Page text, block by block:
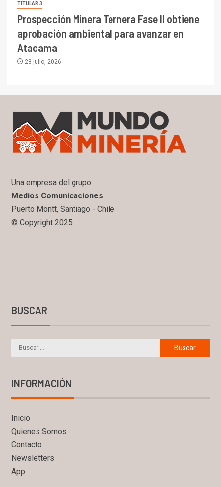
TITULAR 3
Prospección Minera Ternera Fase II obtiene
aprobación ambiental para avanzar en
Atacama
28 julio, 2026
Una empresa del grupo:
Medios Comunicaciones
Puerto Montt, Santiago - Chile
© Copyright 2025
BUSCAR
INFORMACIÓN
Inicio
Quienes Somos
Contacto
Newsletters
App